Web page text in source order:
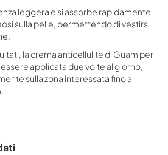
leggera e si assorbe rapidamente
sulla pelle, permettendo di vestirsi
la crema anticellulite di Guam per
applicata due volte al giorno,
sulla zona interessata fino a